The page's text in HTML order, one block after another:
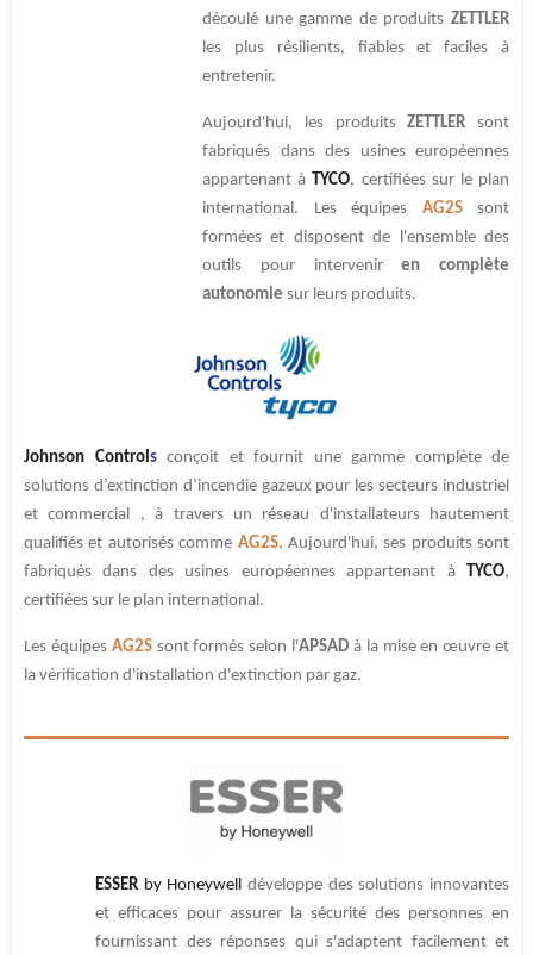
découlé une gamme de produits ZETTLER
les plus résilients, fiables et faciles à
entretenir.
Aujourd'hui, les produitsZETTLER sont
fabriqués dans des usines européennes
appartenant à TYCO, certifiées sur le plan
international. Les équipes AG2Ssont
formées et disposent de l'ensemble des
outils pour interveniren complète
autonomie sur leurs produits.
Johnson Controlsconçoit et fournit une gamme complète de
solutions d’extinction d’incendie gazeux pour les secteurs industriel
et commercial , à travers un réseau d'installateurs hautement
qualifiés et autorisés comme AG2S. Aujourd'hui, ses produits sont
fabriqués dans des usines européennes appartenant à
TYCO,
certifiées sur le plan international.
Les équipes AG2Ssont formés selon l'APSAD à la mise en œuvre et
la vérification d'installation d'extinction par gaz.
ESSER by Honeywell développe des solutions innovantes
et efficaces pour assurer la sécurité des personnes en
fournissant des réponses qui s'adaptent facilement et